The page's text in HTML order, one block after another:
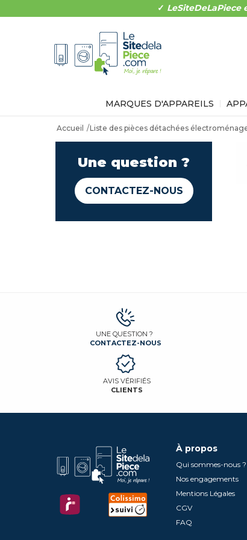
✓ LeSiteDeLaPiece
MARQUES D'APPAREILS
Accueil Liste des pièces détachées
Une question ?
CONTACTEZ-NOUS
UNE QUESTION ?
CONTACTEZ-NOUS
AVIS VÉRIFIÉS
CLIENTS
À propos
Qui sommes-nous ?
Nos engagements
Mentions Légales
CGV
FAQ